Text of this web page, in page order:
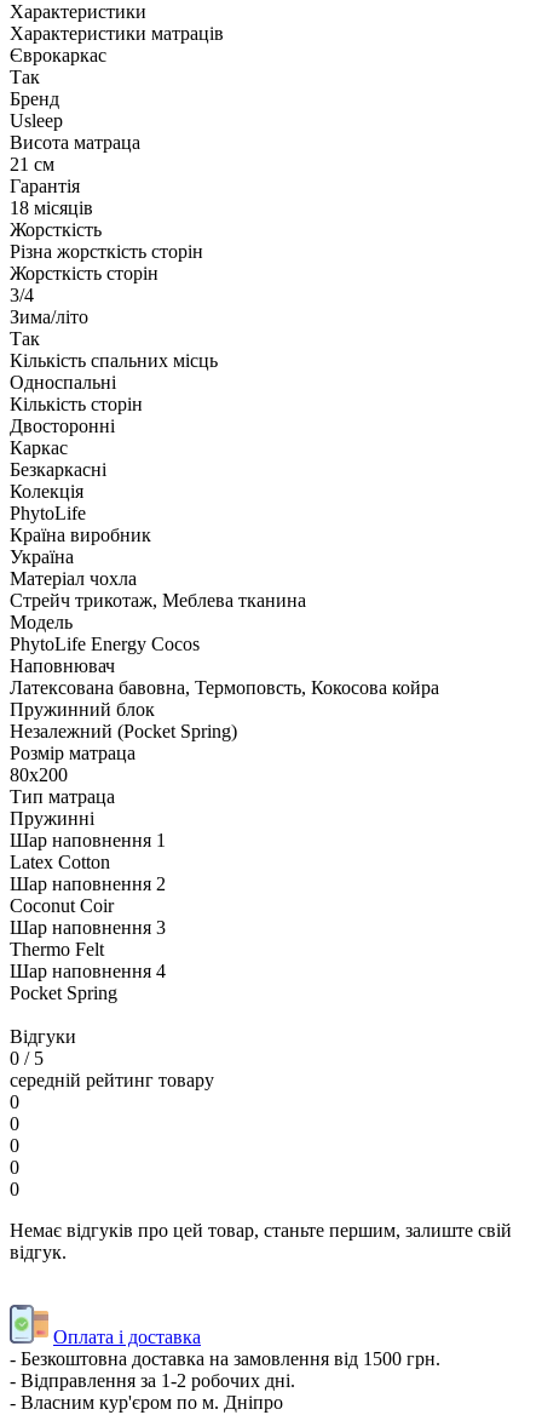
Характеристики
Характеристики матраців
Єврокаркас
Так
Бренд
Usleep
Висота матраца
21 см
Гарантія
18 місяців
Жорсткість
Різна жорсткість сторін
Жорсткість сторін
3/4
Зима/літо
Так
Кількість спальних місць
Односпальні
Кількість сторін
Двосторонні
Каркас
Безкаркасні
Колекція
PhytoLife
Країна виробник
Україна
Матеріал чохла
Стрейч трикотаж, Меблева тканина
Модель
PhytoLife Energy Сocos
Наповнювач
Латексована бавовна, Термоповсть, Кокосова койра
Пружинний блок
Незалежний (Pocket Spring)
Розмір матраца
80х200
Тип матраца
Пружинні
Шар наповнення 1
Latex Cotton
Шар наповнення 2
Coconut Coir
Шар наповнення 3
Thermo Felt
Шар наповнення 4
Pocket Spring
Відгуки
0 / 5
середній рейтинг товару
0
0
0
0
0
Немає відгуків про цей товар, станьте першим, залиште свій
відгук.
Оплата і доставка
- Безкоштовна доставка на замовлення від 1500 грн.
- Відправлення за 1-2 робочих дні.
- Власним кур'єром по м. Дніпро